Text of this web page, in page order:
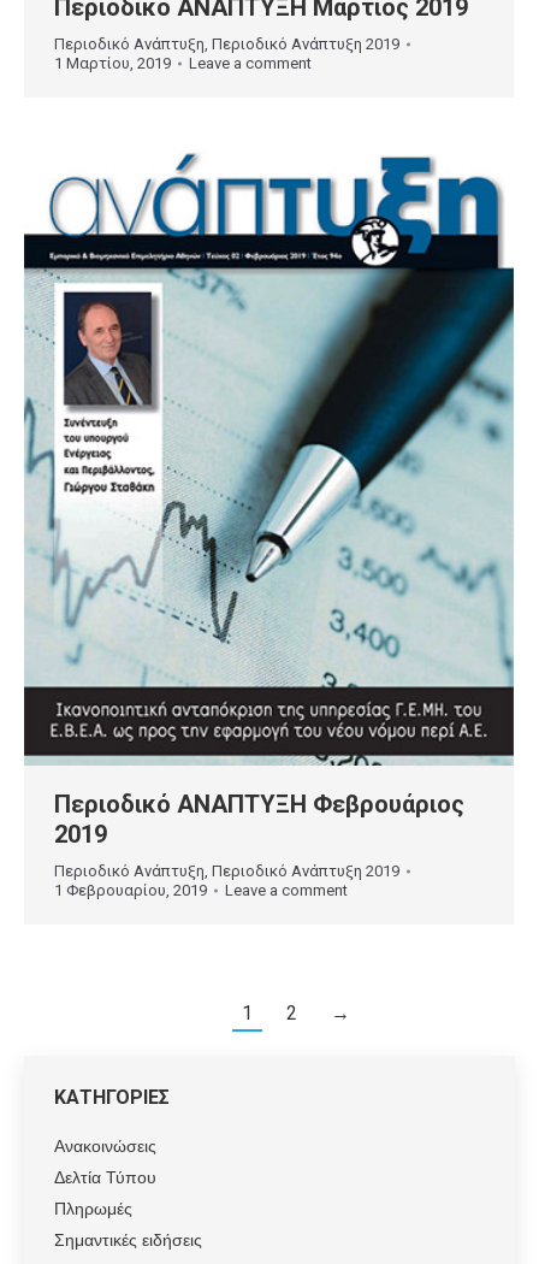
Περιοδικό ΑΝΑΠΤΥΞΗ Μάρτιος 2019
Περιοδικό Ανάπτυξη Περιοδικό Ανάπτυξη 2019
1 Μαρτίου, 2019
Leave a comment
Περιοδικό ΑΝΑΠΤΥΞΗ Φεβρουάριος
2019
Περιοδικό Ανάπτυξη Περιοδικό Ανάπτυξη 2019
1 Φεβρουαρίου, 2019
Leave a comment
1 2 →
ΚΑΤΗΓΟΡΙΕΣ
Ανακοινώσεις
Δελτία Τύπου
Πληρωμές
Σημαντικές ειδήσεις